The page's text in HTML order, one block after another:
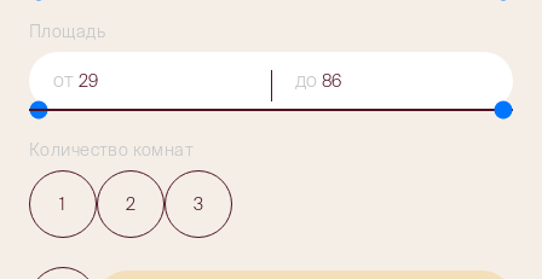
Площадь
от до
Количество комнат
1 2 3